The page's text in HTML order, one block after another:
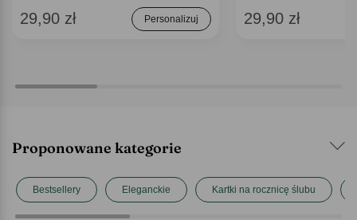
29,90 zł Personalizuj 29,90 zł
Proponowane kategorie
Bestsellery Eleganckie Kartki na rocznicę ślubu